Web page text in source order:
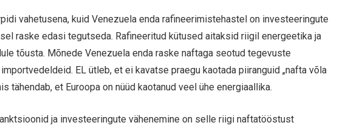
vahetusena, kuid Venezuela enda rafineerimistehastel on investeeringute
raske edasi tegutseda. Rafineeritud kütused aitaksid riigil energeetika ja
tõusta. Mõnede Venezuela enda raske naftaga seotud tegevuste
EL ütleb, et ei kavatse praegu kaotada piiranguid „nafta võla
tähendab, et Euroopa on nüüd kaotanud veel ühe energiaallika.
ja investeeringute vähenemine on selle riigi naftatööstust